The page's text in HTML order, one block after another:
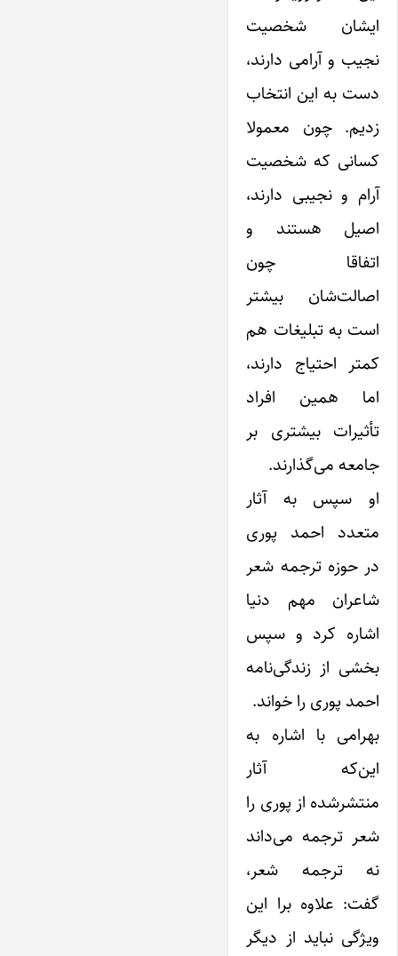
ایشان شخصیت
نجیب و آرامی دارند،
دست به این انتخاب
زدیم. چون معمولا
کسانی که شخصیت
آرام و نجیبی دارند،
اصیل هستند و
اتفاقا چون
اصالت‌شان بیشتر
است به تبلیغات هم
کمتر احتیاج دارند،
اما همین افراد
تأثیرات بیشتری بر
جامعه می‌گذارند.
او سپس به آثار
متعدد احمد پوری
در حوزه ترجمه شعر
شاعران مهم دنیا
اشاره کرد و سپس
بخشی از زندگی‌نامه
احمد پوری را خواند.
بهرامی با اشاره به
این‌که آثار
منتشرشده از پوری را
شعر ترجمه می‌داند
نه ترجمه شعر،
گفت: علاوه برا این
ویژگی نباید از دیگر